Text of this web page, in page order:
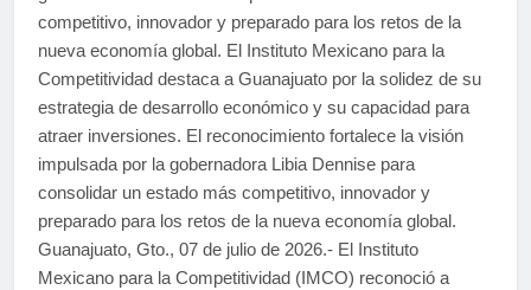
competitivo, innovador y preparado para los retos de la
nueva economía global. El Instituto Mexicano para la
Competitividad destaca a Guanajuato por la solidez de su
estrategia de desarrollo económico y su capacidad para
atraer inversiones. El reconocimiento fortalece la visión
impulsada por la gobernadora Libia Dennise para
consolidar un estado más competitivo, innovador y
preparado para los retos de la nueva economía global.
Guanajuato, Gto., 07 de julio de 2026.- El Instituto
Mexicano para la Competitividad (IMCO) reconoció a